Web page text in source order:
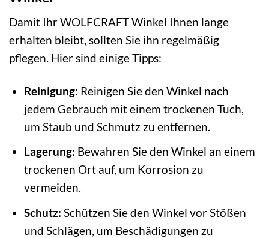
Damit Ihr WOLFCRAFT Winkel Ihnen lange
erhalten bleibt, sollten Sie ihn regelmäßig
pflegen. Hier sind einige Tipps:
Reinigung: Reinigen Sie den Winkel nach
jedem Gebrauch mit einem trockenen Tuch,
um Staub und Schmutz zu entfernen.
Lagerung: Bewahren Sie den Winkel an einem
trockenen Ort auf, um Korrosion zu
vermeiden.
Schutz: Schützen Sie den Winkel vor Stößen
und Schlägen, um Beschädigungen zu